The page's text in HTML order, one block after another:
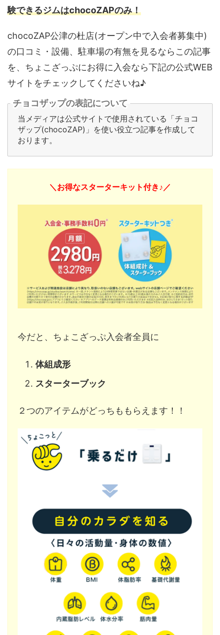
験できるジムはchocoZAPのみ！
chocoZAP公津の杜店(オープン中で入会者募集中)
の口コミ・設備、駐車場の有無を見るならこの記事
を、ちょこざっぷにお得に入会なら下記の公式WEB
サイトをチェックしてくださいね♪
チョコザップの表記について
当メディアは公式サイトで使用されている「チョコ
ザップ(chocoZAP)」を使い役立つ記事を作成して
おります。
＼お得なスターターキット付き♪／
今だと、ちょこざっぷ入会者全員に
体組成形
スターターブック
２つのアイテムがどっちももらえます！！